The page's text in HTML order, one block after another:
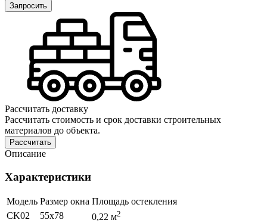
Запросить
Рассчитать доставку
Рассчитать стоимость и срок доставки строительных
материалов до объекта.
Рассчитать
Описание
Характеристики
Модель Размер окна Площадь остекления
CK02
55х78 0,22 м2